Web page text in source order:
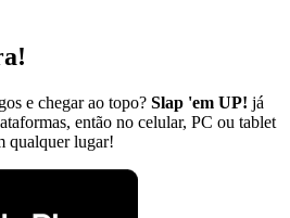
e chegar ao topo? Slap 'em UP! já
então no celular, PC ou tablet
qualquer lugar!